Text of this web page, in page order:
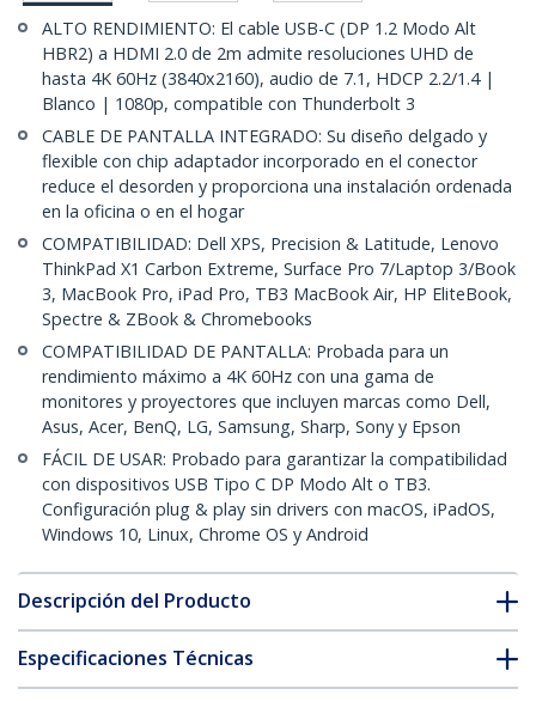
ALTO RENDIMIENTO: El cable USB-C (DP 1.2 Modo Alt
HBR2) a HDMI 2.0 de 2m admite resoluciones UHD de
hasta 4K 60Hz (3840x2160), audio de 7.1, HDCP 2.2/1.4 |
Blanco | 1080p, compatible con Thunderbolt 3
CABLE DE PANTALLA INTEGRADO: Su diseño delgado y
flexible con chip adaptador incorporado en el conector
reduce el desorden y proporciona una instalación ordenada
en la oficina o en el hogar
COMPATIBILIDAD: Dell XPS, Precision & Latitude, Lenovo
ThinkPad X1 Carbon Extreme, Surface Pro 7/Laptop 3/Book
3, MacBook Pro, iPad Pro, TB3 MacBook Air, HP EliteBook,
Spectre & ZBook & Chromebooks
COMPATIBILIDAD DE PANTALLA: Probada para un
rendimiento máximo a 4K 60Hz con una gama de
monitores y proyectores que incluyen marcas como Dell,
Asus, Acer, BenQ, LG, Samsung, Sharp, Sony y Epson
FÁCIL DE USAR: Probado para garantizar la compatibilidad
con dispositivos USB Tipo C DP Modo Alt o TB3.
Configuración plug & play sin drivers con macOS, iPadOS,
Windows 10, Linux, Chrome OS y Android
Descripción del Producto
Especificaciones Técnicas